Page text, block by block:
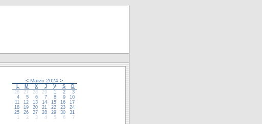
< Marzo 2024>
M X J V S
D
26
27 28 29 1 2
3
4
5 6 7 8 9
10
11
12 13 14 15 16
17
18
19 20 21 22 23
24
25
26 27 28 29 30
31
1
2 3 4 5 6 7